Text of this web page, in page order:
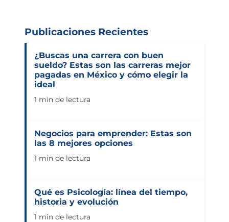
Publicaciones Recientes
¿Buscas una carrera con buen
sueldo? Estas son las carreras mejor
pagadas en México y cómo elegir la
ideal
1 min de lectura
Negocios para emprender: Estas son
las 8 mejores opciones
1 min de lectura
Qué es Psicología: línea del tiempo,
historia y evolución
1 min de lectura